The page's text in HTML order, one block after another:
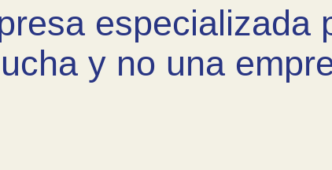
especializada
y no una